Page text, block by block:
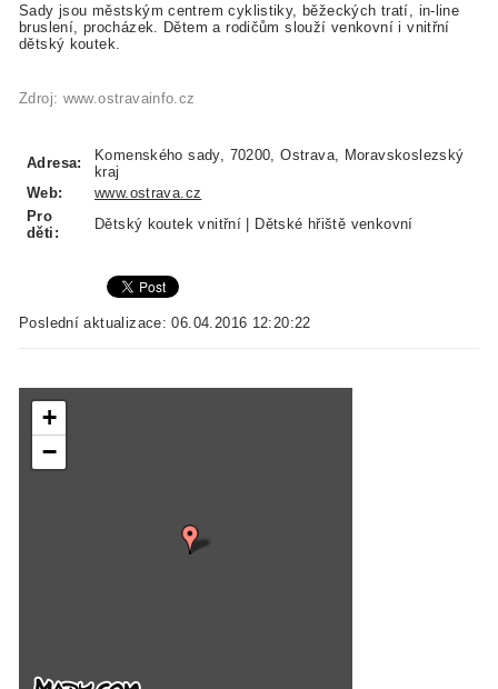
Sady jsou městským centrem cyklistiky, běžeckých tratí, in-line
bruslení, procházek. Dětem a rodičům slouží venkovní i vnitřní
dětský koutek.
Zdroj: www.ostravainfo.cz
Adresa:
Komenského sady, 70200, Ostrava, Moravskoslezský
kraj
Web:
www.ostrava.cz
Pro
děti:
Dětský koutek vnitřní | Dětské hřiště venkovní
Poslední aktualizace: 06.04.2016 12:20:22
+
−